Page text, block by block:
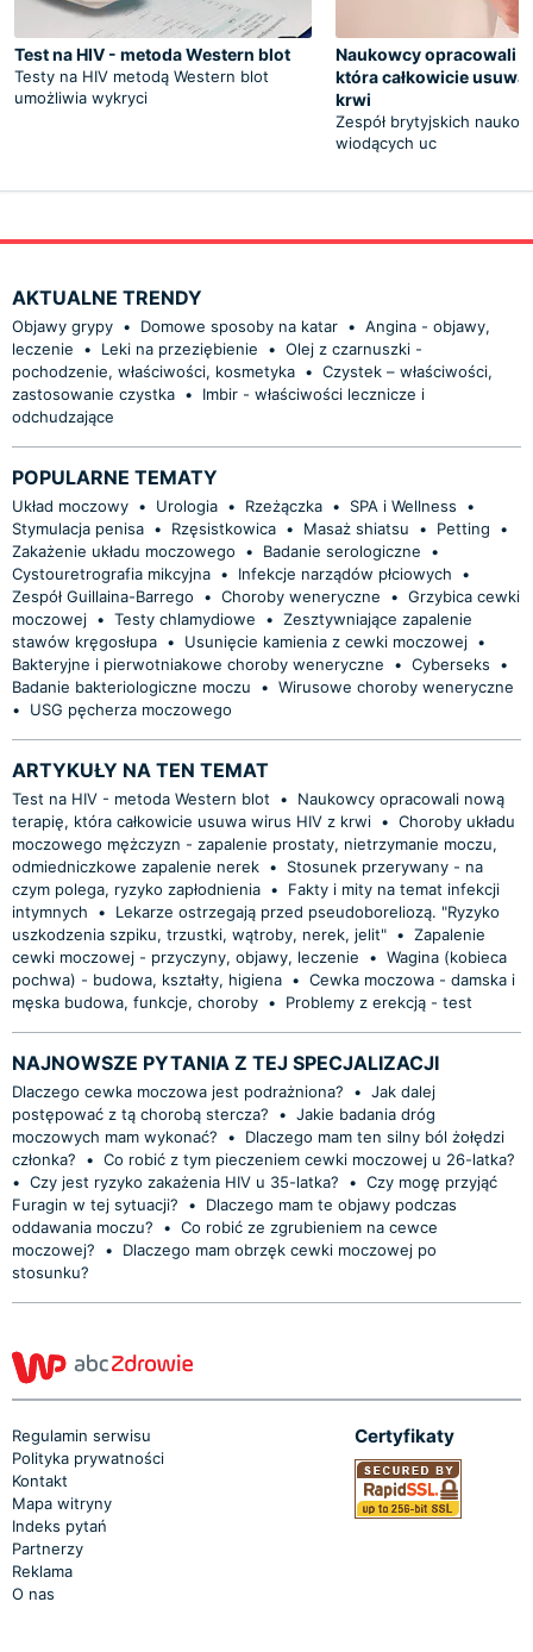
Test na HIV - metoda Western blot
Testy na HIV metodą Western blot
umożliwia wykryci
Naukowcy opracowali
która całkowicie usuwa
krwi
Zespół brytyjskich
wiodących uc
AKTUALNE TRENDY
Objawy grypy • Domowe sposoby na katar • Angina - objawy,
leczenie
• Leki na przeziębienie • Olej z czarnuszki -
pochodzenie, właściwości, kosmetyka • Czystek – właściwości,
zastosowanie czystka •
Imbir - właściwości lecznicze i
odchudzające
POPULARNE TEMATY
Układ moczowy • Urologia • Rzeżączka • SPA i Wellness
•
Stymulacja penisa • Rzęsistkowica • Masaż shiatsu • Petting
•
Zakażenie układu moczowego
• Badanie serologiczne
•
Cystouretrografia mikcyjna • Infekcje narządów płciowych
•
Zespół Guillaina-Barrego
• Choroby weneryczne • Grzybica cewki
moczowej • Testy chlamydiowe • Zesztywniające zapalenie
stawów kręgosłupa • Usunięcie kamienia z cewki moczowej •
Bakteryjne i pierwotniakowe choroby weneryczne
• Cyberseks
•
Badanie bakteriologiczne moczu
• Wirusowe choroby weneryczne
•
USG pęcherza moczowego
ARTYKUŁY NA TEN TEMAT
Test na HIV - metoda Western blot •
Naukowcy opracowali nową
terapię, która całkowicie usuwa wirus HIV z krwi • Choroby układu
moczowego mężczyzn - zapalenie prostaty, nietrzymanie moczu,
odmiedniczkowe zapalenie nerek •
Stosunek przerywany - na
czym polega, ryzyko zapłodnienia •
Fakty i mity na temat infekcji
intymnych
•
Lekarze ostrzegają przed pseudoboreliozą. "Ryzyko
uszkodzenia szpiku, trzustki, wątroby, nerek, jelit" • Zapalenie
cewki moczowej - przyczyny, objawy, leczenie
• Wagina (kobieca
pochwa) - budowa, kształty, higiena • Cewka moczowa - damska i
męska budowa, funkcje, choroby • Problemy z erekcją - test
NAJNOWSZE PYTANIA Z TEJ SPECJALIZACJI
Dlaczego cewka moczowa jest podrażniona? • Jak dalej
postępować z tą chorobą stercza?
• Jakie badania dróg
moczowych mam wykonać?
•
Dlaczego mam ten silny ból żołędzi
członka?
• Co robić z tym pieczeniem cewki moczowej u 26-latka?
• Czy jest ryzyko zakażenia HIV u 35-latka? • Czy mogę przyjąć
Furagin w tej sytuacji?
•
Dlaczego mam te objawy podczas
oddawania moczu?
• Co robić ze zgrubieniem na cewce
moczowej?
•
Dlaczego mam obrzęk cewki moczowej po
stosunku?
Regulamin serwisu
Polityka prywatności
Kontakt
Mapa witryny
Indeks pytań
Partnerzy
Reklama
O nas
Certyfikaty